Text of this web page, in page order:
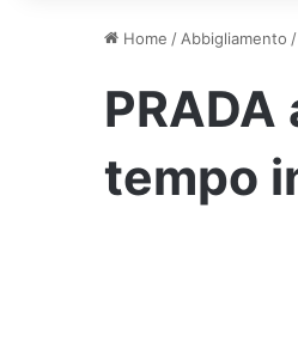
Home / Abbigliamento /
tempo